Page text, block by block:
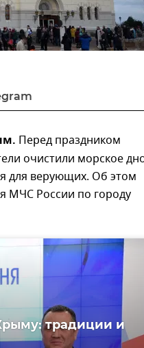
Перед праздником
очистили морское
для верующих. Об этом
МЧС России по городу
традиции и